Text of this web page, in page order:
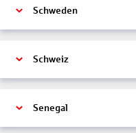
Schweden
Schweiz
Senegal